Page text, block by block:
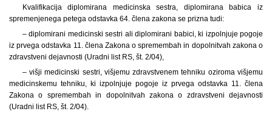
Kvalifikacija diplomirana medicinska sestra, diplomirana babica iz
spremenjenega petega odstavka 64. člena zakona se prizna tudi:
– diplomirani medicinski sestri ali diplomirani babici, ki izpolnjuje pogoje
iz prvega odstavka 11. člena Zakona o spremembah in dopolnitvah zakona o
zdravstveni dejavnosti (Uradni list RS, št. 2/04),
– višji medicinski sestri, višjemu zdravstvenem tehniku oziroma višjemu
medicinskemu tehniku, ki izpolnjuje pogoje iz prvega odstavka 11. člena
Zakona o spremembah in dopolnitvah zakona o zdravstveni dejavnosti
(Uradni list RS, št. 2/04).